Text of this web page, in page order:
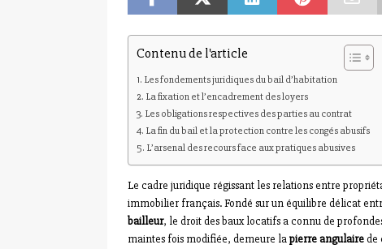
Contenu de l'article
Les fondements juridiques du bail d’habitation
La fixation et l’encadrement des loyers
Les obligations respectives des parties au contrat
La fin du bail et la protection contre les congés abusifs
L’arsenal des recours face aux pratiques abusives
Le cadre juridique régissant les relations entre
immobilier français. Fondé sur un équilibre délicat
bailleur, le droit des baux locatifs a connu de
maintes fois modifiée, demeure lapierre angulairede